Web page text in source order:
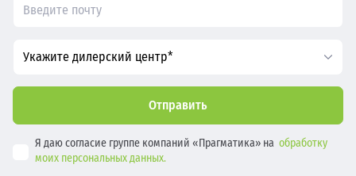
Укажите дилерский центр*
Отправить
Я даю согласие группе компаний «Прагматика» на обработку
моих персональных данных.